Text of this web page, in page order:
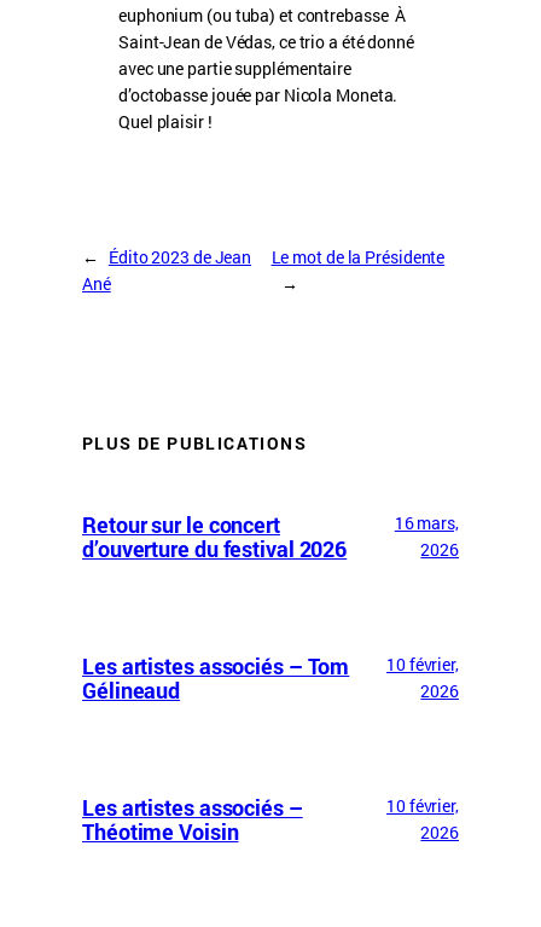
euphonium (ou tuba) et contrebasse À
Saint-Jean de Védas, ce trio a été donné
avec une partie supplémentaire
d’octobasse jouée par Nicola Moneta.
Quel plaisir !
← Édito 2023 de Jean
Ané
Le mot de la Présidente
→
PLUS DE PUBLICATIONS
Retour sur le concert
d’ouverture du festival 2026
16 mars,
2026
Les artistes associés – Tom
Gélineaud
10 février,
2026
Les artistes associés –
Théotime Voisin
10 février,
2026